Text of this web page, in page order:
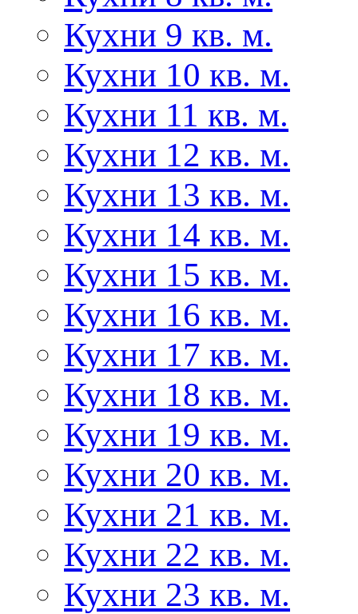
Кухни 9 кв. м.
Кухни 10 кв. м.
Кухни 11 кв. м.
Кухни 12 кв. м.
Кухни 13 кв. м.
Кухни 14 кв. м.
Кухни 15 кв. м.
Кухни 16 кв. м.
Кухни 17 кв. м.
Кухни 18 кв. м.
Кухни 19 кв. м.
Кухни 20 кв. м.
Кухни 21 кв. м.
Кухни 22 кв. м.
Кухни 23 кв. м.